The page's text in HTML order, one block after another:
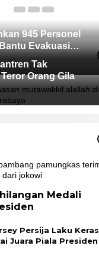
945 Personel
Evakuasi
Gunung Semeru
Tak
Orang Gila
Medali
Persija Laku Keras
Juara Piala Presiden